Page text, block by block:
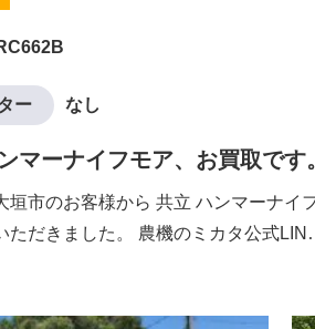
ー なし
マーナイフモア、お買取です
垣市のお客様から 共立 ハンマーナイ
ただきました。 農機のミカタ公式